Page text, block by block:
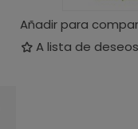
Añadir para
A lista de deseos